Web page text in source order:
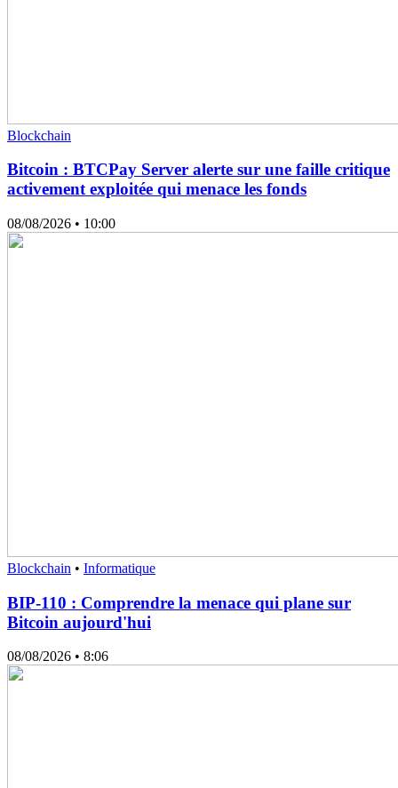
Blockchain
Bitcoin : BTCPay Server alerte sur une faille critique
activement exploitée qui menace les fonds
08/08/2026 • 10:00
Blockchain • Informatique
BIP-110 : Comprendre la menace qui plane sur
Bitcoin aujourd'hui
08/08/2026 • 8:06